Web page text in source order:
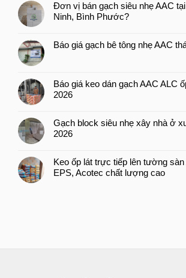
Đơn vị bán gạch siêu nhẹ AAC
Ninh, Bình Phước?
Báo giá gạch bê tông nhẹ AAC
Báo giá keo dán gạch AAC ALC
2026
Gạch block siêu nhẹ xây nhà ở
2026
Keo ốp lát trực tiếp lên tường sàn
EPS, Acotec chất lượng cao